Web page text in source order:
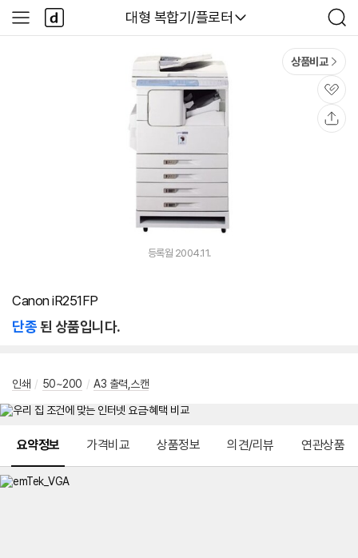
다나와
대형 복합기/플로터
검
색
사
이
다
나
와
상품비교
관
심
등록월 2004.11.
Canon iR251FP
단종된 상품입니다.
인쇄 / 50~200 / A3 출력,스캔
요약정보 가격비교 상품정보 의견/리뷰 연관상품